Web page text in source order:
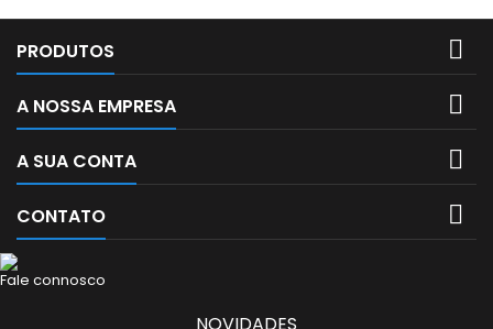
PRODUTOS 
A NOSSA EMPRESA 
A SUA CONTA 
CONTATO 
Fale connosco